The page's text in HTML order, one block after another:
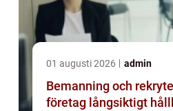
01 augusti 2026 admin
Bemanning och
företag långsiktigt